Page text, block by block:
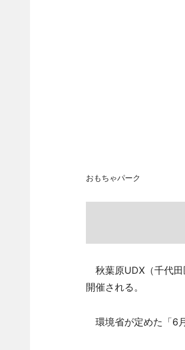
おもちゃパーク
秋葉原UDX（千代
開催される。
環境省が定めた「6